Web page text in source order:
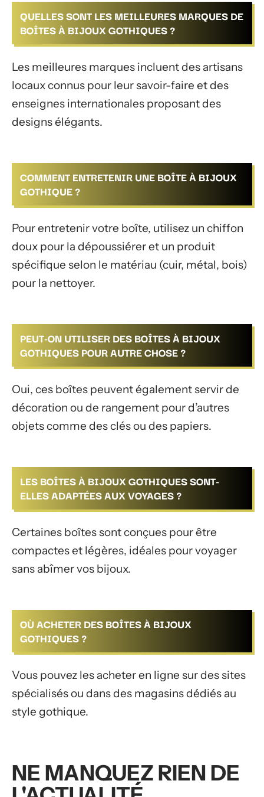
QUELLES SONT LES MEILLEURES MARQUES DE
BOÎTES À BIJOUX GOTHIQUES ?
Les meilleures marques incluent des artisans
locaux connus pour leur savoir-faire et des
enseignes internationales proposant des
designs élégants.
COMMENT ENTRETENIR UNE BOÎTE À BIJOUX
GOTHIQUE ?
Pour entretenir votre boîte, utilisez un chiffon
doux pour la dépoussiérer et un produit
spécifique selon le matériau (cuir, métal, bois)
pour la nettoyer.
PEUT-ON UTILISER DES BOÎTES À BIJOUX
GOTHIQUES POUR AUTRE CHOSE ?
Oui, ces boîtes peuvent également servir de
décoration ou de rangement pour d’autres
objets comme des clés ou des papiers.
LES BOÎTES À BIJOUX GOTHIQUES SONT-
ELLES ADAPTÉES AUX VOYAGES ?
Certaines boîtes sont conçues pour être
compactes et légères, idéales pour voyager
sans abîmer vos bijoux.
OÙ ACHETER DES BOÎTES À BIJOUX
GOTHIQUES ?
Vous pouvez les acheter en ligne sur des sites
spécialisés ou dans des magasins dédiés au
style gothique.
NE MANQUEZ RIEN DE